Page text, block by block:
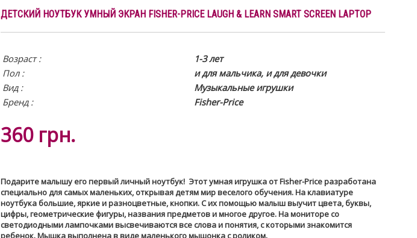
ДЕТСКИЙ НОУТБУК УМНЫЙ ЭКРАН FISHER-PRICE LAUGH & LEARN SMART SCREEN LAPTOP
Возраст :
1-3 лет
Пол :
и для мальчика, и для девочки
Вид :
Музыкальные игрушки
Бренд :
Fisher-Price
360 грн.
Подарите малышу его первый личный ноутбук! Этот умная игрушка от Fisher-Price разработана
специально для самых маленьких, открывая детям мир веселого обучения. На клавиатуре
ноутбука большие, яркие и разноцветные, кнопки. С их помощью малыш выучит цвета, буквы,
цифры, геометрические фигуры, названия предметов и многое другое. На мониторе со
светодиодными лампочками высвечиваются все слова и понятия, с которыми знакомится
ребенок. Мышка выполнена в виде маленького мышонка с роликом.